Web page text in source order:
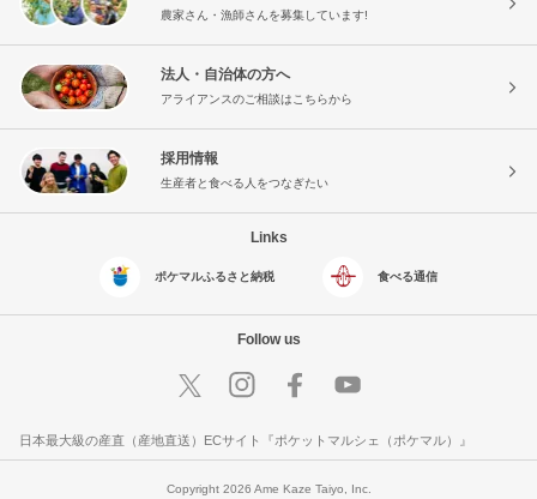
農家さん・漁師さんを募集しています!
法人・自治体の方へ
アライアンスのご相談はこちらから
採用情報
生産者と食べる人をつなぎたい
Links
ポケマルふるさと納税 食べる通信
Follow us
日本最大級の産直（産地直送）ECサイト『ポケットマルシェ（ポケマル）』
Copyright 2026 Ame Kaze Taiyo, Inc.